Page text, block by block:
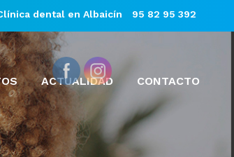
dental en Albaicín 95 82 95 392
ACTUALIDAD CONTACTO